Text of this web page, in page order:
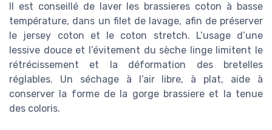
Il est conseillé de laver les brassieres coton à basse
température, dans un filet de lavage, afin de préserver
le jersey coton et le coton stretch. L’usage d’une
lessive douce et l’évitement du sèche linge limitent le
rétrécissement et la déformation des bretelles
réglables. Un séchage à l’air libre, à plat, aide à
conserver la forme de la gorge brassiere et la tenue
des coloris.